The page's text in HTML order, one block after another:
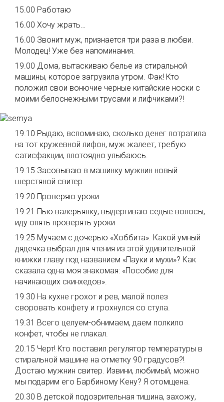
15.00 Работаю
16.00 Хочу жрать…
16.00 Звонит муж, признается три раза в любви.
Молодец! Уже без напоминания.
19.00 Дома, вытаскиваю белье из стиральной
машины, которое загрузила утром. Фак! Кто
положил свои вонючие черные китайские носки с
моими белоснежными трусами и лифчиками?!
19.10 Рыдаю, вспоминаю, сколько денег потратила
на тот кружевной лифон, муж жалеет, требую
сатисфакции, плотоядно улыбаюсь.
19.15 Засовываю в машинку мужнин новый
шерстяной свитер.
19.20 Проверяю уроки
19.21 Пью валерьянку, выдергиваю седые волосы,
иду опять проверять уроки
19.25 Мучаем с дочерью «Хоббита». Какой умный
дядечка выбрал для чтения из этой удивительной
книжки главу под названием «Пауки и мухи»? Как
сказала одна моя знакомая: «Пособие для
начинающих скинхедов».
19.30 На кухне грохот и рев, малой полез
своровать конфету и грохнулся со стула.
19.31 Всего целуем-обнимаем, даем полкило
конфет, чтобы не плакал.
20.15 Черт! Кто поставил регулятор температуры в
стиральной машине на отметку 90 градусов?!
Достаю мужнин свитер. Извини, любимый, можно
мы подарим его Барбиному Кену? Я отомщена.
20.30 В детской подозрительная тишина, захожу,